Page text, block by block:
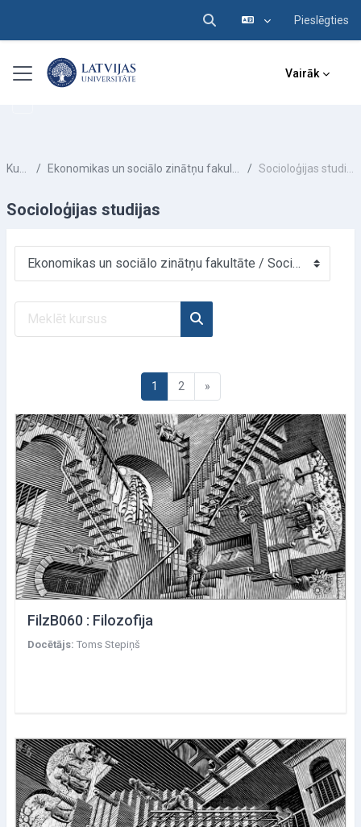
Pārslēgt meklēšanas
Pieslēgties
Sānu panelis Vairāk
Kursi Ekonomikas un sociālo zinātņu fakultāte Socioloģijas studijas
Socioloģijas studijas
Kursu kategorijas
Meklēt kursus
1 Lapa 1
2Lapa 2
»Nākamā lapa
FilzB060 : Filozofija
Docētājs: Toms Stepiņš